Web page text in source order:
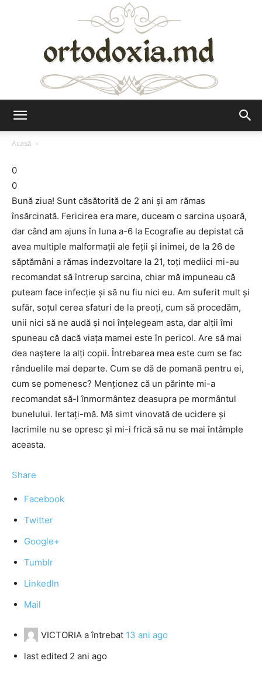
Acasă
0
0
Bună ziua! Sunt căsătorită de 2 ani şi am rămas
însărcinată. Fericirea era mare, duceam o sarcina uşoară,
dar când am ajuns în luna a-6 la Ecografie au depistat că
avea multiple malformaţii ale feţii şi inimei, de la 26 de
săptămâni a rămas indezvoltare la 21, toţi mediici mi-au
recomandat să întrerup sarcina, chiar mă impuneau că
puteam face infecţie şi să nu fiu nici eu. Am suferit mult şi
sufăr, soţul cerea sfaturi de la preoţi, cum să procedăm,
unii nici să ne audă şi noi înţelegeam asta, dar alţii îmi
spuneau că dacă viaţa mamei este în pericol. Are să mai
dea naştere la alţi copii. Întrebarea mea este cum se fac
rânduelile mai departe. Cum se dă de pomană pentru ei,
cum se pomenesc? Menţionez că un părinte mi-a
recomandat să-l înmormântez deasupra pe mormântul
bunelului. Iertaţi-mă. Mă simt vinovată de ucidere şi
lacrimile nu se opresc şi mi-i frică să nu se mai întâmple
aceasta.
Share
Facebook
Twitter
Google+
Tumblr
LinkedIn
Mail
VICTORIA a întrebat 13 ani ago
last edited 2 ani ago